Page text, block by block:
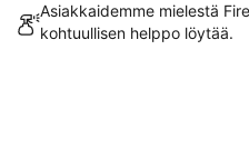
Asiakkaidemme mielestä
kohtuullisen helppo löytää.